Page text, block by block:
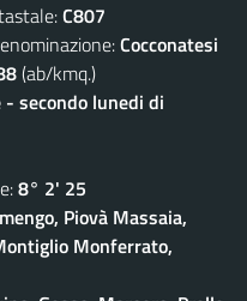
C807
Cocconatesi
(ab/kmq.)
- secondo lunedi di
8° 2' 25
Piovà Massaia,
Monferrato,